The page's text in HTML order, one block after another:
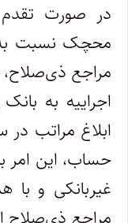
در صورت
محچک نسبت به
مراجع
اجراییه به
ابلاغ مراتب در
حساب، این امر
غیربانکی و با